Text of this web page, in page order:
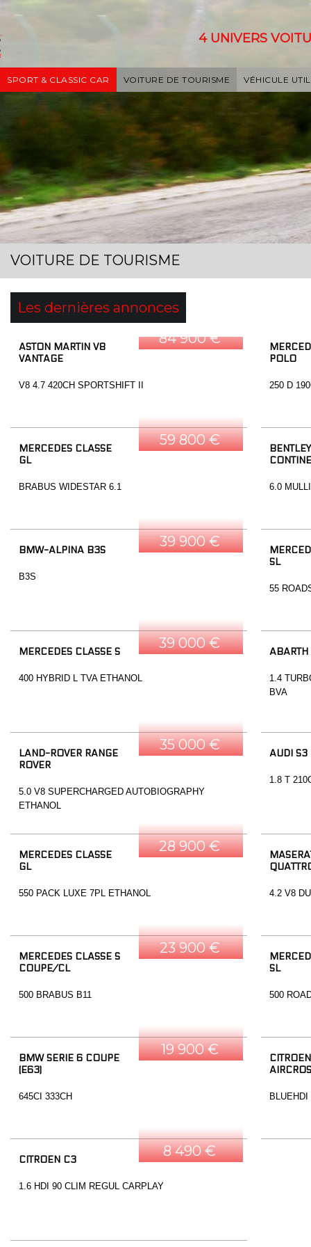
4 UNIVERS
SPORT & CLASSIC CAR VOITURE DE TOURISME VÉHICULE
VOITURE DE TOURISME
Les dernières annonces
84 900 €
ASTON MARTIN V8
VANTAGE
V8 4.7 420CH SPORTSHIFT II
POLO
250 D
59 800 €
MERCEDES CLASSE
GL
BRABUS WIDESTAR 6.1
BENTLEY
6.0
39 900 €
BMW-ALPINA B3S
B3S
SL
55
39 000 €
MERCEDES CLASSE S
400 HYBRID L TVA ETHANOL
1.4
BVA
35 000 €
LAND-ROVER RANGE
ROVER
5.0 V8 SUPERCHARGED AUTOBIOGRAPHY
ETHANOL
AUDI S3
1.8 T
28 900 €
MERCEDES CLASSE
GL
550 PACK LUXE 7PL ETHANOL 4.2 V8
23 900 €
MERCEDES CLASSE S
COUPE/CL
500 BRABUS B11
SL
500
19 900 €
BMW SERIE 6 COUPE
(E63)
645CI 333CH
8 490 €
CITROEN C3
1.6 HDI 90 CLIM REGUL CARPLAY